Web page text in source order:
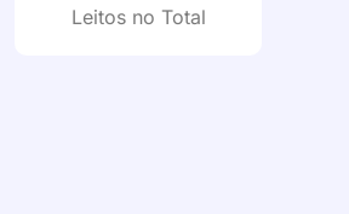
Leitos no Total